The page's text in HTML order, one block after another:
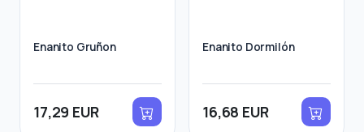
Enanito Gruñon
17,29 EUR
Enanito Dormilón
16,68 EUR